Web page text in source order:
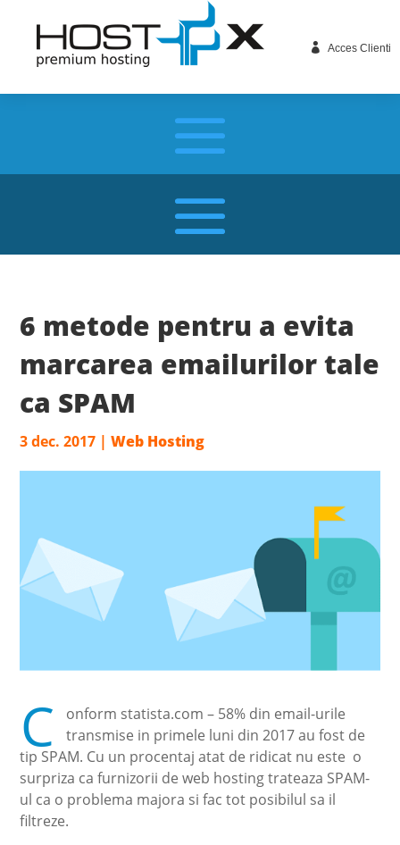
 Acces Clienti
6 metode pentru a evita
marcarea emailurilor tale
ca SPAM
3 dec. 2017 |Web Hosting
C
onform statista.com – 58% din email-urile
transmise in primele luni din 2017 au fost de
tip SPAM. Cu un procentaj atat de ridicat nu este o
surpriza ca furnizorii de web hosting trateaza SPAM-
ul ca o problema majora si fac tot posibilul sa il
filtreze.